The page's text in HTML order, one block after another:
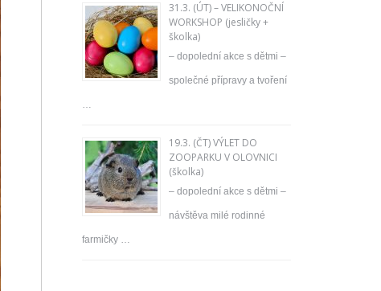
31.3. (ÚT) – VELIKONOČNÍ
WORKSHOP (jesličky +
školka)
– dopolední akce s dětmi –
společné přípravy a tvoření
…
19.3. (ČT) VÝLET DO
ZOOPARKU V OLOVNICI
(školka)
– dopolední akce s dětmi –
návštěva milé rodinné
farmičky …